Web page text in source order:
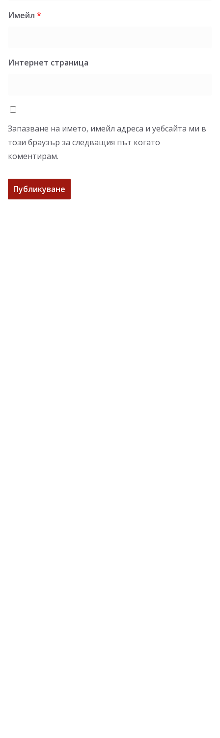
Имейл *
Интернет страница
Запазване на името, имейл адреса и уебсайта ми в
този браузър за следващия път когато
коментирам.